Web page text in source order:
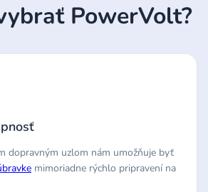
PowerVolt?
dopravným uzlom nám umožňuje byť
mimoriadne rýchlo pripravení na